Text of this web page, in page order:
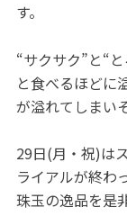
す。
“サクサク”と“
と食べるほどに
が溢れてしまい
29日(月・祝)は
ライアルが終わ
珠玉の逸品を是